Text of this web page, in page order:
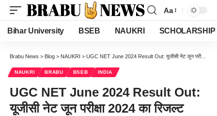
Font
Resizer
Aa
Bihar University BSEB NAUKRI SCHOLARSHIP
Brabu News > Blog > NAUKRI > UGC NET June 2024 Result Out: यूजीसी नेट जून परीक्षा 2024 का रिजल्ट जारी, यहां से ऐसे करे डाउनलोड
NAUKRI BRABU BSEB INDIA
UGC NET June 2024 Result Out:
यूजीसी नेट जून परीक्षा 2024 का रिजल्ट